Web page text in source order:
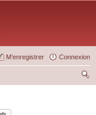
Connexion
M’enregistrer